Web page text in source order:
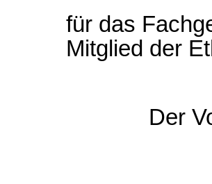
für das
Mitglied der
Der